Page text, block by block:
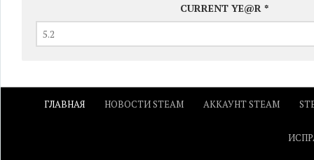
CURRENT YE@R *
ГЛАВНАЯ НОВОСТИ STEAM АККАУНТ STEAM